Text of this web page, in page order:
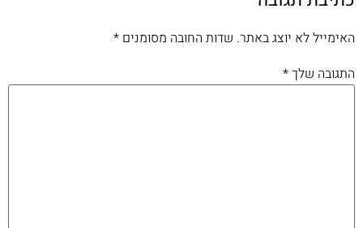
האימייל לא יוצג באתר. שדות החובה מסומנים *
התגובה שלך*